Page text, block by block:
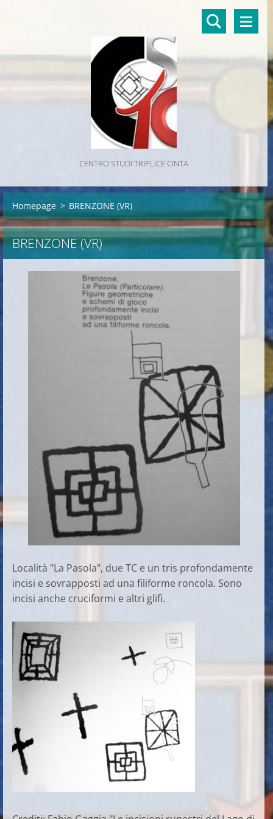
CENTRO STUDI TRIPLICE CINTA
Homepage > BRENZONE (VR)
BRENZONE (VR)
Località "La Pasola", due TC e un tris profondamente
incisi e sovrapposti ad una filiforme roncola. Sono
incisi anche cruciformi e altri glifi.